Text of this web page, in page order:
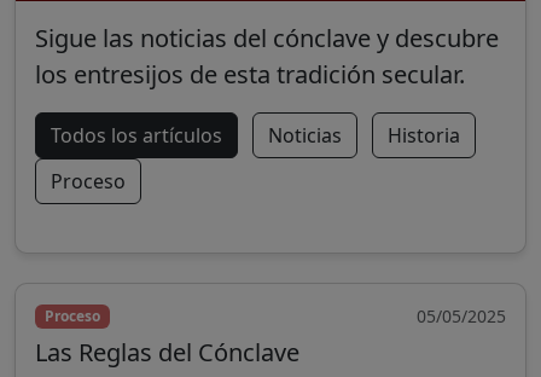
Sigue las noticias del cónclave y descubre
los entresijos de esta tradición secular.
Todos los artículos Noticias
Historia
Proceso
Proceso 05/05/2025
Las Reglas del Cónclave